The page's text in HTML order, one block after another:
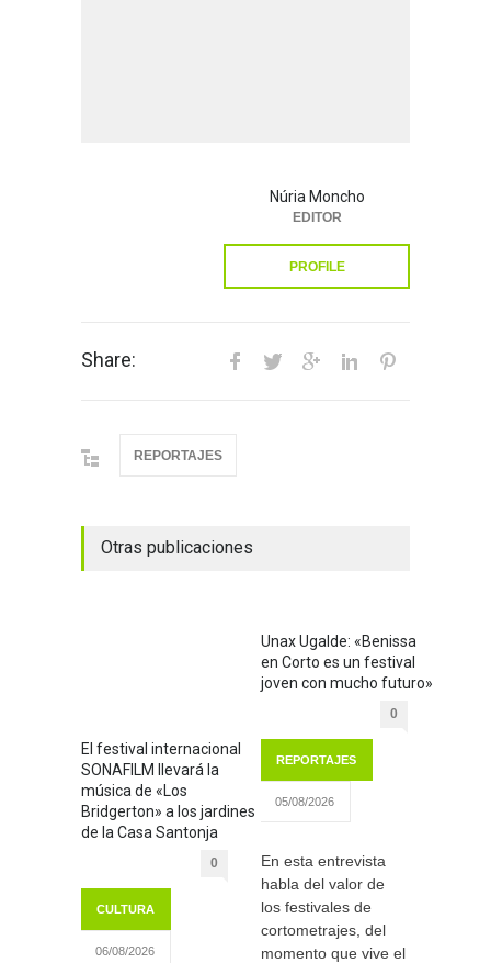
Núria Moncho
EDITOR
PROFILE
Share:
REPORTAJES
Otras publicaciones
El festival internacional
SONAFILM llevará la
música de «Los
Bridgerton» a los jardines
de la Casa Santonja
0
CULTURA
06/08/2026
Unax Ugalde: «Benissa
en Corto es un festival
joven con mucho futuro»
0
REPORTAJES
05/08/2026
En esta entrevista
habla del valor de
los festivales de
cortometrajes, del
momento que vive el